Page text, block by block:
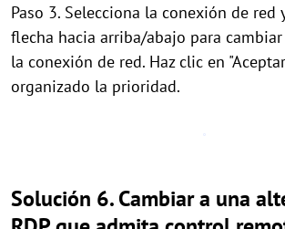
Paso 3. Selecciona la conexión de red
flecha hacia arriba/abajo para
la conexión de red. Haz clic en
organizado la prioridad.
Solución 6. Cambiar a una